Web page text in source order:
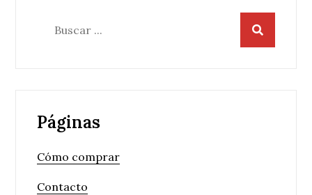
Páginas
Cómo comprar
Contacto